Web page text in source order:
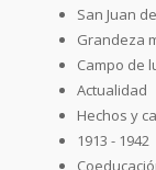
San Juan
Grandeza
Campo de
Actualidad
Hechos y
1913 - 1942